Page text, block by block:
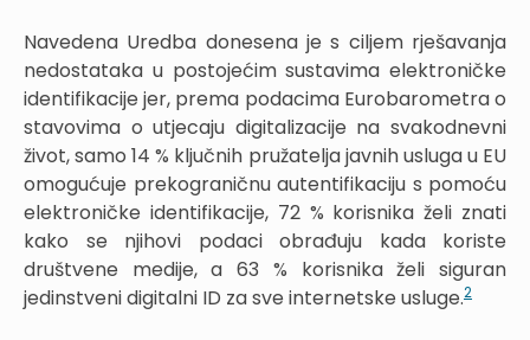
Navedena Uredba donesena je s ciljem rješavanja
nedostataka u postojećim sustavima elektroničke
identifikacije jer, prema podacima Eurobarometra o
stavovima o utjecaju digitalizacije na svakodnevni
život, samo 14 % ključnih pružatelja javnih usluga u EU
omogućuje prekograničnu autentifikaciju s pomoću
elektroničke identifikacije, 72 % korisnika želi znati
kako se njihovi podaci obrađuju kada koriste
društvene medije, a 63 % korisnika želi siguran
jedinstveni digitalni ID za sve internetske usluge.2